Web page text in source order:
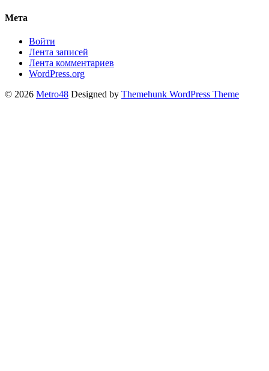
Мета
Войти
Лента записей
Лента комментариев
WordPress.org
© 2026 Metro48 Designed by Themehunk WordPress Theme